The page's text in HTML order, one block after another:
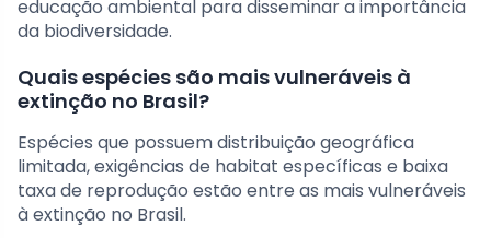
educação ambiental para disseminar a importância
da biodiversidade.
Quais espécies são mais vulneráveis à
extinção no Brasil?
Espécies que possuem distribuição geográfica
limitada, exigências de habitat específicas e baixa
taxa de reprodução estão entre as mais vulneráveis
à extinção no Brasil.